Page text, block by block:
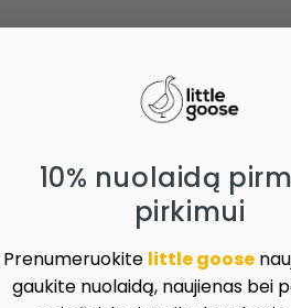
10% nuolaidą
pirkimui
Prenumeruokite little goose
gaukite nuolaidą, naujienas bei